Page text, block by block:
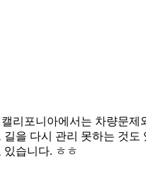
리포니아에서는 차량문
을 다시 관리 못하는 것
습니다. ㅎㅎ